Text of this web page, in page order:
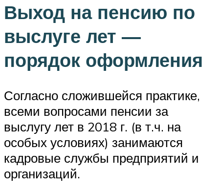
Выход на пенсию по
выслуге лет —
порядок оформления
Согласно сложившейся практике,
всеми вопросами пенсии за
выслугу лет в 2018 г. (в т.ч. на
особых условиях) занимаются
кадровые службы предприятий и
организаций.